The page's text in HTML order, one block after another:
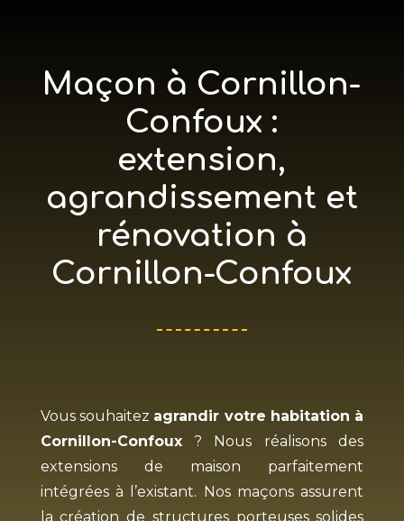
Maçon à Cornillon-
Confoux :
extension,
agrandissement et
rénovation à
Cornillon-Confoux
Vous souhaitez agrandir votre habitation à
Cornillon-Confoux? Nous réalisons des
extensions de maison parfaitement
intégrées à l’existant. Nos maçons assurent
la création de structures porteuses solides